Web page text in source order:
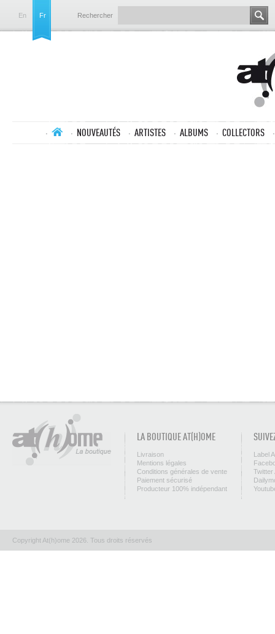
En Fr Rechercher
NOUVEAUTÉS ARTISTES ALBUMS COLLECTORS
LA BOUTIQUE AT(H)OME
Livraison
Mentions légales
Conditions générales de vente
Paiement sécurisé
Producteur 100% indépendant
Label
Twitter
Copyright At(h)ome 2026. Tous droits réservés